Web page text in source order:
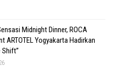
Midnight Dinner, ROCA
ARTOTEL Yogyakarta Hadirkan
Shift”